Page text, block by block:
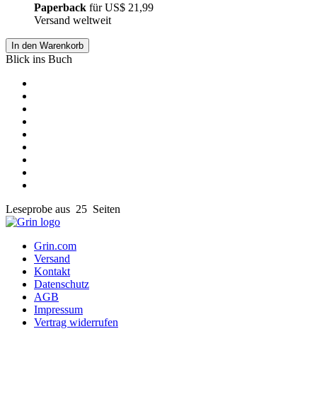
Paperback fürUS$ 21,99
Versand weltweit
In den Warenkorb
Blick ins Buch
Leseprobe aus 25 Seiten
Grin.com
Versand
Kontakt
Datenschutz
AGB
Impressum
Vertrag widerrufen